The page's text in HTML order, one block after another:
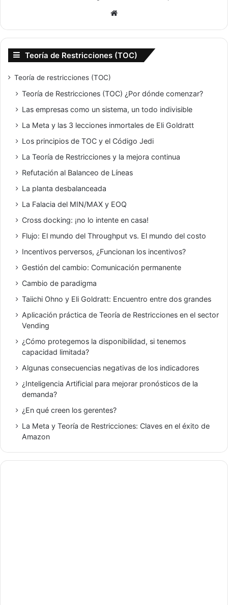
we
b
Teoría de Restricciones (TOC)
Teoría de restricciones (TOC)
Teoría de Restricciones (TOC) ¿Por dónde comenzar?
Las empresas como un sistema, un todo indivisible
La Meta y las 3 lecciones inmortales de Eli Goldratt
Los principios de TOC y el Código Jedi
La Teoría de Restricciones y la mejora continua
Refutación al Balanceo de Líneas
La planta desbalanceada
La Falacia del MIN/MAX y EOQ
Cross docking: ¡no lo intente en casa!
Flujo: El mundo del Throughput vs. El mundo del costo
Incentivos perversos, ¿Funcionan los incentivos?
Gestión del cambio: Comunicación permanente
Cambio de paradigma
Taiichi Ohno y Eli Goldratt: Encuentro entre dos grandes
Aplicación práctica de Teoría de Restricciones en el sector
Vending
¿Cómo protegemos la disponibilidad, si tenemos
capacidad limitada?
Algunas consecuencias negativas de los indicadores
¿Inteligencia Artificial para mejorar pronósticos de la
demanda?
¿En qué creen los gerentes?
La Meta y Teoría de Restricciones: Claves en el éxito de
Amazon